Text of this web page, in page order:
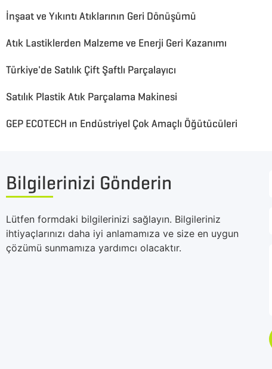
İnşaat ve Yıkıntı Atıklarının Geri Dönüşümü
Atık Lastiklerden Malzeme ve Enerji Geri Kazanımı
Türkiye'de Satılık Çift Şaftlı Parçalayıcı
Satılık Plastik Atık Parçalama Makinesi
GEP ECOTECH ın Endüstriyel Çok Amaçlı Öğütücüleri
Bilgilerinizi Gönderin
Lütfen formdaki bilgilerinizi sağlayın. Bilgileriniz
ihtiyaçlarınızı daha iyi anlamamıza ve size en uygun
çözümü sunmamıza yardımcı olacaktır.